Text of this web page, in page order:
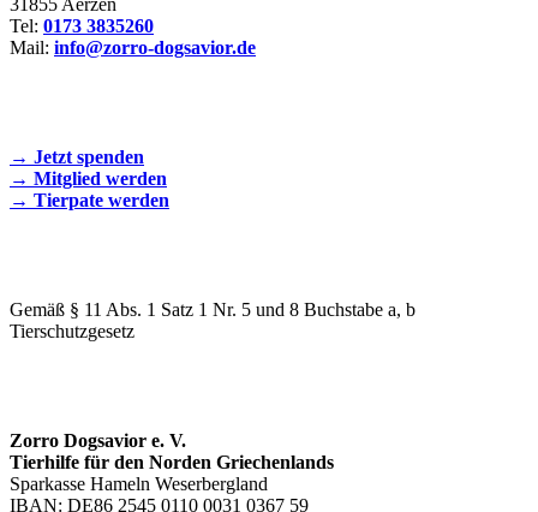
Tel: 0173 3835260
Mail: info@zorro-dogsavior.de
→ Jetzt spenden
→ Mitglied werden
→ Tierpate werden
Gemäß § 11 Abs. 1 Satz 1 Nr. 5 und 8 Buchstabe a, b
Tierschutzgesetz
Zorro Dogsavior e. V.
Tierhilfe für den Norden Griechenlands
Sparkasse Hameln Weserbergland
IBAN: DE86 2545 0110 0031 0367 59